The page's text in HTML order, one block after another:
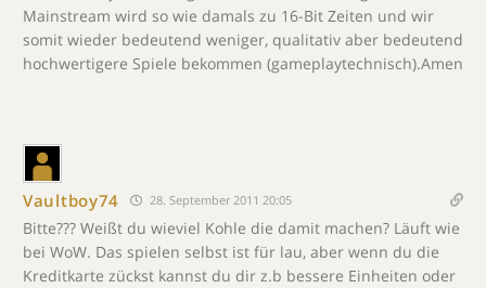
Mainstream wird so wie damals zu 16-Bit Zeiten und wir
somit wieder bedeutend weniger, qualitativ aber bedeutend
hochwertigere Spiele bekommen (gameplaytechnisch).Amen
Vaultboy74 28. September 2011 20:05
Bitte??? Weißt du wieviel Kohle die damit machen? Läuft wie
bei WoW. Das spielen selbst ist für lau, aber wenn du die
Kreditkarte zückst kannst du dir z.b bessere Einheiten oder